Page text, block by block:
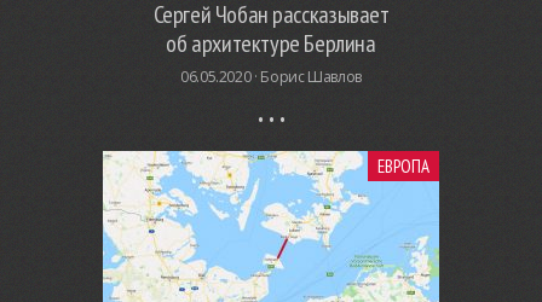
Сергей Чобан рассказывает
об архитектуре Берлина
06.05.2020 · Борис Шавлов
ЕВРОПА